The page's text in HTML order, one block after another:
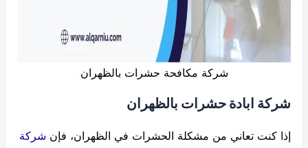
شركة مكافحة حشرات بالظهران
شركة ابادة حشرات بالظهران
إذا كنت تعاني من مشكلة الحشرات في الظهران، فإن شركة